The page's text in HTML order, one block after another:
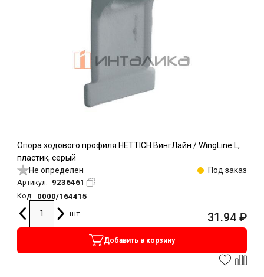
Опора ходового профиля HETTICH ВингЛайн / WingLine L,
пластик, серый
Не определен
Под заказ
Артикул: 9236461
Код:
0000/164415
шт
31.94 ₽
Добавить в корзину